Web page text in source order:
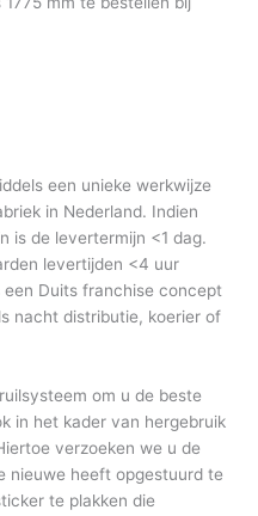
een unieke werkwijze
in Nederland. Indien
is de levertermijn <1 dag.
levertijden <4 uur
een Duits franchise concept
nacht distributie, koerier of
om u de beste
in het kader van hergebruik
verzoeken we u de
nieuwe heeft opgestuurd te
te plakken die